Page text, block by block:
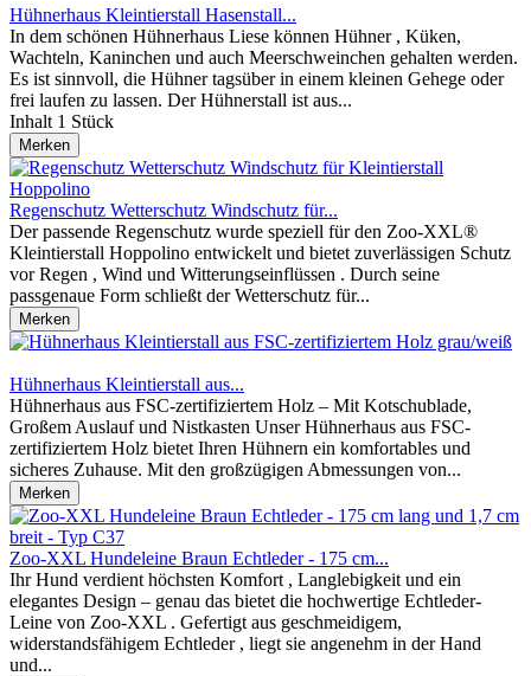
Hühnerhaus Kleintierstall Hasenstall...
In dem schönen Hühnerhaus Liese können Hühner , Küken,
Wachteln, Kaninchen und auch Meerschweinchen gehalten werden.
Es ist sinnvoll, die Hühner tagsüber in einem kleinen Gehege oder
frei laufen zu lassen. Der Hühnerstall ist aus...
Inhalt 1 Stück
Merken
Regenschutz Wetterschutz Windschutz für...
Der passende Regenschutz wurde speziell für den Zoo-XXL®
Kleintierstall Hoppolino entwickelt und bietet zuverlässigen Schutz
vor Regen , Wind und Witterungseinflüssen . Durch seine
passgenaue Form schließt der Wetterschutz für...
Merken
Hühnerhaus Kleintierstall aus...
Hühnerhaus aus FSC-zertifiziertem Holz – Mit Kotschublade,
Großem Auslauf und Nistkasten Unser Hühnerhaus aus FSC-
zertifiziertem Holz bietet Ihren Hühnern ein komfortables und
sicheres Zuhause. Mit den großzügigen Abmessungen von...
Merken
Zoo-XXL Hundeleine Braun Echtleder - 175 cm...
Ihr Hund verdient höchsten Komfort , Langlebigkeit und ein
elegantes Design – genau das bietet die hochwertige Echtleder-
Leine von Zoo-XXL . Gefertigt aus geschmeidigem,
widerstandsfähigem Echtleder , liegt sie angenehm in der Hand
und...